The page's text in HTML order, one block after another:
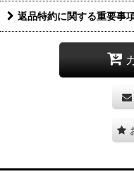
返品特約に関する重要事